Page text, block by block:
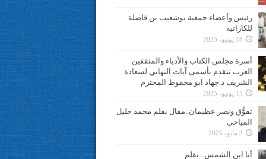
رئيس وأعضاء جمعية بوشعيب بن فاضلة
للكاراتيه
18 يونيو، 2025
أسرة مجلس الكتاب والأدباء والمثقفين
العرب تتقدم بأسمى آيات التهاني لسعادة
الشريف د.جهاد ابو محفوظ المحترم
15 يونيو، 2025
تفوُّق ونصر عظيمان..مقال بقلم محمد خليل
المياحي
3 مايو، 2025
أنا ابن الشمس.. بقلم